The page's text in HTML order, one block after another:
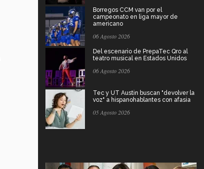
Borregos CCM van por el
campeonato en liga mayor de
americano
06 Agosto 2026
Del escenario de PrepaTec Qro al
teatro musical en Estados Unidos
06 Agosto 2026
Tec y UT Austin buscan "devolver la
voz" a hispanohablantes con afasia
05 Agosto 2026